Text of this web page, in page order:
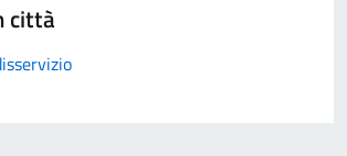
città